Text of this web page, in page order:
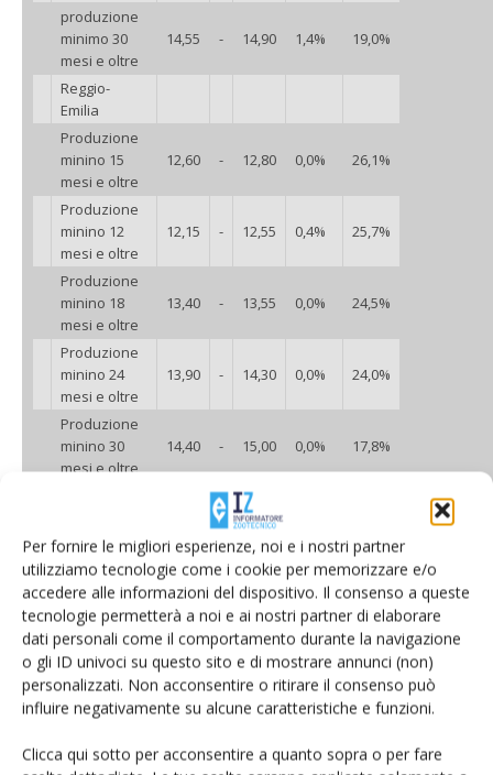
Per fornire le migliori esperienze, noi e i nostri partner
utilizziamo tecnologie come i cookie per memorizzare e/o
accedere alle informazioni del dispositivo. Il consenso a queste
tecnologie permetterà a noi e ai nostri partner di elaborare
dati personali come il comportamento durante la navigazione
o gli ID univoci su questo sito e di mostrare annunci (non)
personalizzati. Non acconsentire o ritirare il consenso può
influire negativamente su alcune caratteristiche e funzioni.
Clicca qui sotto per acconsentire a quanto sopra o per fare
produzione
minimo 30
mesi e oltre
14,55 - 14,90 1,4% 19,0%
Reggio-
Emilia
Produzione
minino 15
mesi e oltre
12,60 - 12,80 0,0% 26,1%
Produzione
minino 12
mesi e oltre
12,15 - 12,55 0,4% 25,7%
Produzione
minino 18
mesi e oltre
13,40 - 13,55 0,0% 24,5%
Produzione
minino 24
mesi e oltre
13,90 - 14,30 0,0% 24,0%
Produzione
minino 30
mesi e oltre
14,40 - 15,00 0,0% 17,8%
trend ultimi 12 mesi (Parmigiano Reggiano
produzione minimo 24 mesi e oltre - Parma)
Pecorino Romano